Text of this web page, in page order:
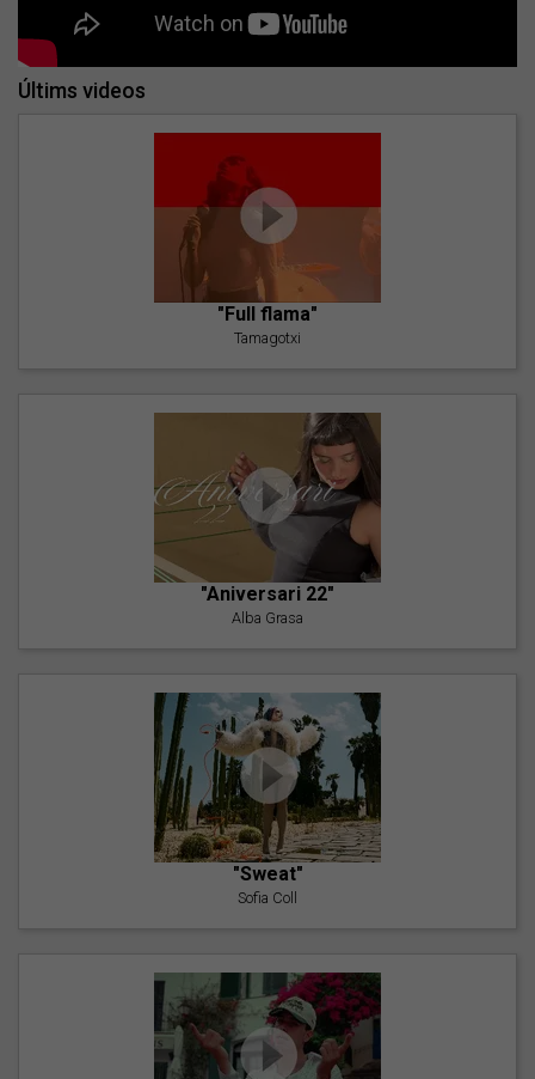
Últims videos
"Full flama"
Tamagotxi
"Aniversari 22"
Alba Grasa
"Sweat"
Sofia Coll